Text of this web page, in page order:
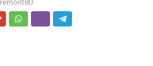
remont80